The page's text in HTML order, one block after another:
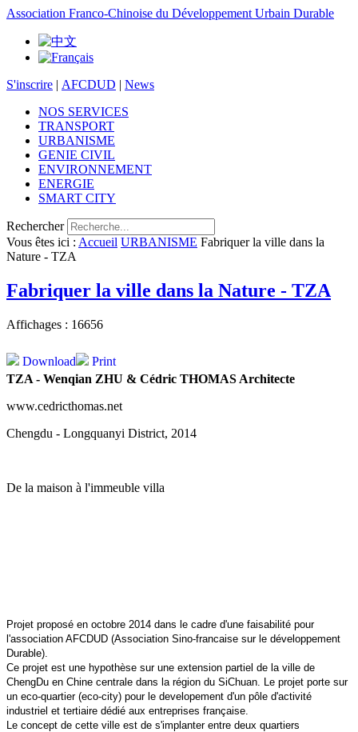
Association Franco-Chinoise du Développement Urbain Durable
S'inscrire | AFCDUD | News
NOS SERVICES
TRANSPORT
URBANISME
GENIE CIVIL
ENVIRONNEMENT
ENERGIE
SMART CITY
Rechercher
Vous êtes ici : Accueil URBANISME Fabriquer la ville dans la
Nature - TZA
Fabriquer la ville dans la Nature - TZA
Affichages : 16656
Print
Download
TZA - Wenqian ZHU & Cédric THOMAS Architecte
www.cedricthomas.net
Chengdu - Longquanyi District, 2014
De la maison à l'immeuble villa
Projet proposé en octobre 2014 dans le cadre d'une faisabilité pour
l'association AFCDUD (Association Sino-francaise sur le développement
Durable).
Ce projet est une hypothèse sur une extension partiel de la ville de
ChengDu en Chine centrale dans la région du SiChuan. Le projet porte sur
un eco-quartier (eco-city) pour le developement d'un pôle d'activité
industriel et tertiaire dédié aux entreprises française.
Le concept de cette ville est de s'implanter entre deux quartiers